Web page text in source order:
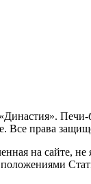
Печи-
Все права
на сайте, не
положениями